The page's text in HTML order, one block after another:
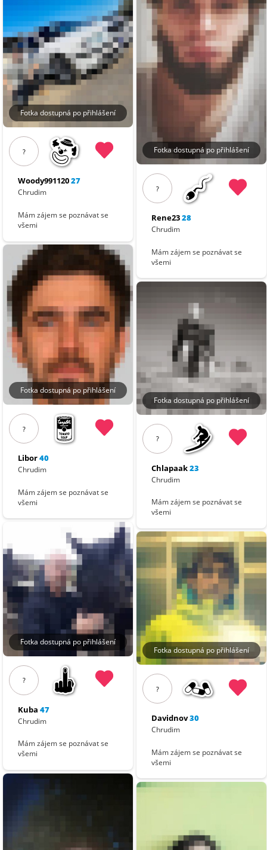
Fotka dostupná po přihlášení
?
Woody99112027
Chrudim
Mám zájem se poznávat se
všemi
Fotka dostupná po přihlášení
?
Libor40
Chrudim
Mám zájem se poznávat se
všemi
Fotka dostupná po přihlášení
?
Kuba 47
Chrudim
Mám zájem se poznávat se
všemi
Fotka dostupná po přihlášení
?
Rene2328
Chrudim
Mám zájem se poznávat se
všemi
Fotka dostupná po přihlášení
?
Chlapaak23
Chrudim
Mám zájem se poznávat se
všemi
Fotka dostupná po přihlášení
?
Davidnov30
Chrudim
Mám zájem se poznávat se
všemi